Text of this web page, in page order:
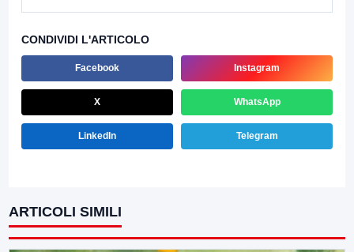
CONDIVIDI L'ARTICOLO
Facebook Instagram
X WhatsApp
LinkedIn Telegram
ARTICOLI SIMILI